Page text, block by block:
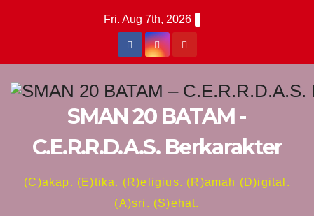
Fri. Aug 7th, 2026
SMAN 20 BATAM -
C.E.R.R.D.A.S. Berkarakter
(C)akap. (E)tika. (R)eligius. (R)amah (D)igital.
(A)sri. (S)ehat.